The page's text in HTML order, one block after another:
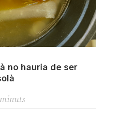
no hauria de ser
minuts